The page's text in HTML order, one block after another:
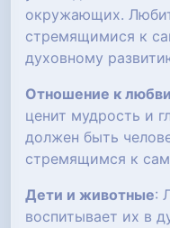
окружающих.
стремящимися к
духовному
Отношение к
ценит мудрость и
должен быть
стремящимся к
Дети и животные:
воспитывает их в